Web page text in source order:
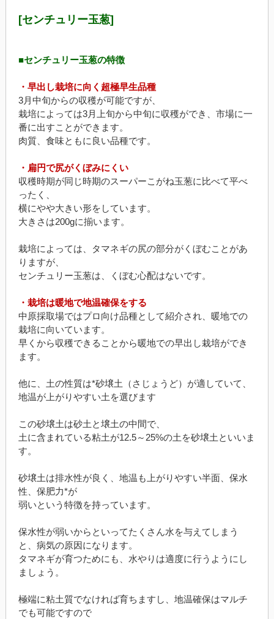
[センチュリー玉葱]
■センチュリー玉葱の特徴
・早出し栽培に向く超極早生品種
3月中旬からの収穫が可能ですが、
栽培によっては3月上旬から中旬に収穫ができ、市場に一
番に出すことができます。
肉質、食味ともに良い品種です。
・扁円で尻がくぼみにくい
収穫時期が同じ時期のスーパーこがね玉葱に比べて平べ
ったく、
横にやや大きい形をしています。
大きさは200gに揃います。
栽培によっては、タマネギの尻の部分がくぼむことがあ
りますが、
センチュリー玉葱は、くぼむ心配はないです。
・栽培は暖地で地温確保をする
中原採取場ではプロ向け品種として紹介され、暖地での
栽培に向いています。
早くから収穫できることから暖地での早出し栽培ができ
ます。
他に、土の性質は*砂壌土（さじょうど）が適していて、
地温が上がりやすい土を選びます
この砂壌土は砂土と壌土の中間で、
土に含まれている粘土が12.5～25%の土を砂壌土といいま
す。
砂壌土は排水性が良く、地温も上がりやすい半面、保水
性、保肥力*が
弱いという特徴を持っています。
保水性が弱いからといってたくさん水を与えてしまう
と、病気の原因になります。
タマネギが育つためにも、水やりは適度に行うようにし
ましょう。
極端に粘土質でなければ育ちますし、地温確保はマルチ
でも可能ですので